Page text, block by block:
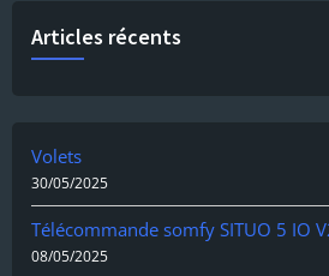
Articles récents
Volets
30/05/2025
Télécommande somfy SITUO 5 IO
08/05/2025